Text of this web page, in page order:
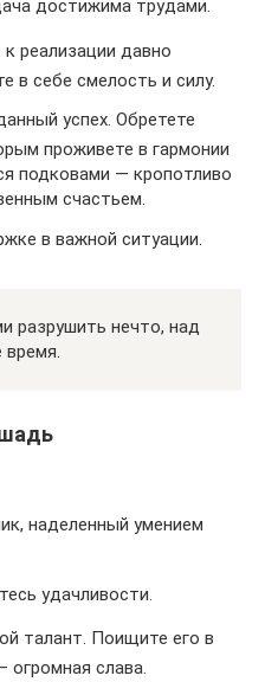
достижима трудами.
реализации давно
в себе смелость и силу.
успех. Обретете
проживете в гармонии
подковами — кропотливо
счастьем.
в важной ситуации.
разрушить нечто, над
время.
наделенный умением
удачливости.
талант. Поищите его в
огромная слава.